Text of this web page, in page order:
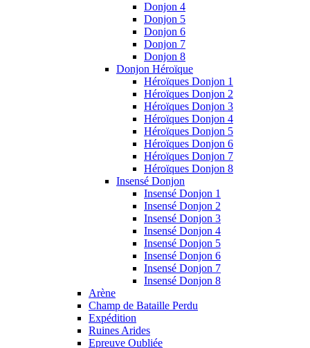
Donjon 4
Donjon 5
Donjon 6
Donjon 7
Donjon 8
Donjon Héroïque
Héroïques Donjon 1
Héroïques Donjon 2
Héroïques Donjon 3
Héroïques Donjon 4
Héroïques Donjon 5
Héroïques Donjon 6
Héroïques Donjon 7
Héroïques Donjon 8
Insensé Donjon
Insensé Donjon 1
Insensé Donjon 2
Insensé Donjon 3
Insensé Donjon 4
Insensé Donjon 5
Insensé Donjon 6
Insensé Donjon 7
Insensé Donjon 8
Arène
Champ de Bataille Perdu
Expédition
Ruines Arides
Epreuve Oubliée